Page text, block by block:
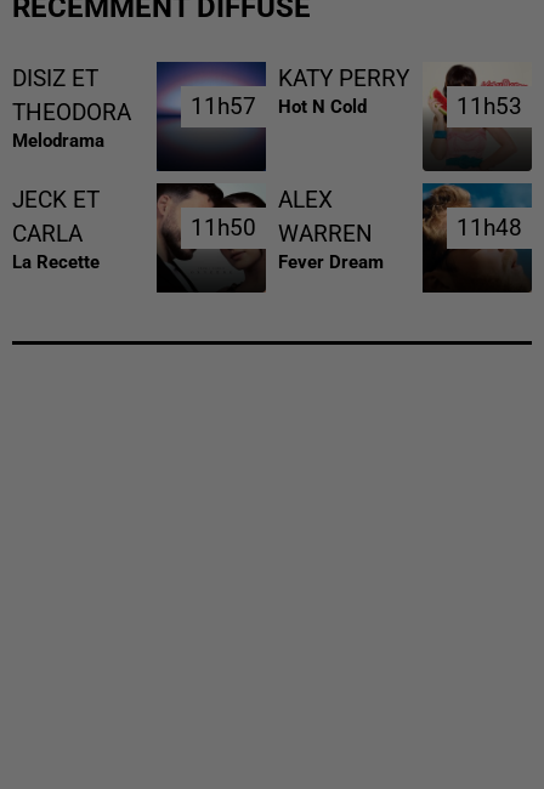
RÉCEMMENT DIFFUSÉ
DISIZ ET
THEODORA
Melodrama
11h57
11h57
KATY PERRY
Hot N Cold 11h53
11h53
JECK ET
CARLA
La Recette
11h50
11h50
ALEX
WARREN
Fever Dream
11h48
11h48